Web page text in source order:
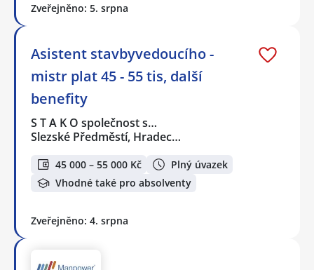
Zveřejněno: 5. srpna
Asistent stavbyvedoucího -
mistr plat 45 - 55 tis, další
benefity
S T A K O společnost s…
Slezské Předměstí, Hradec…
45 000 – 55 000 Kč
Plný úvazek
Vhodné také pro absolventy
Zveřejněno: 4. srpna